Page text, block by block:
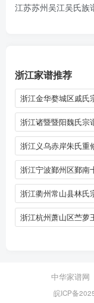
江苏苏州吴江吴氏族
浙江家谱推荐
浙江金华婺城区戚氏
浙江诸暨暨阳魏氏宗
浙江义乌赤岸朱氏重
浙江宁波鄞州区鄞南
浙江衢州常山县林氏
浙江杭州萧山区苎萝
中华家谱网
皖ICP备